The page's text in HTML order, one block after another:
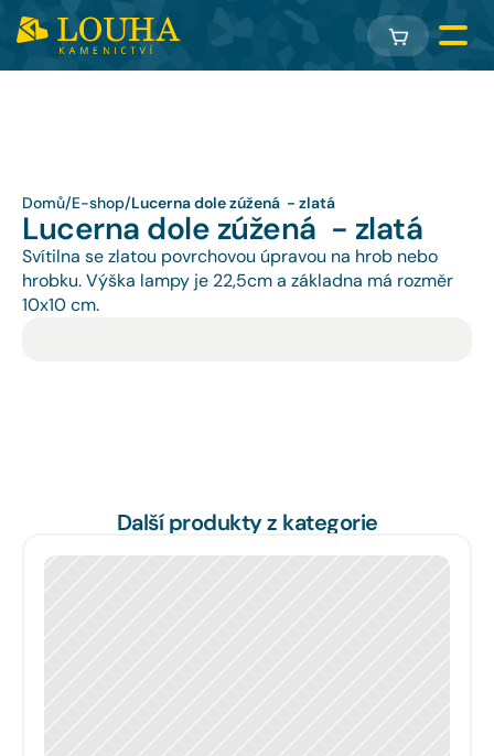
Domů/E-shop/Lucerna dole zúžená  - zlatá
Lucerna dole zúžená  - zlatá
Svítilna se zlatou povrchovou úpravou na hrob nebo
hrobku. Výška lampy je 22,5cm a základna má rozměr
10x10 cm.
Další produkty z kategorie